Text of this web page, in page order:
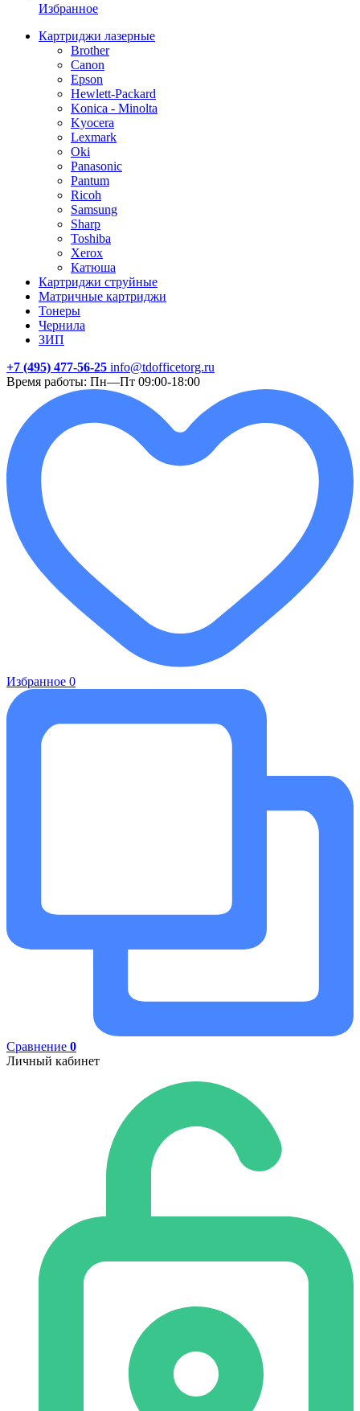
Избранное
Картриджи лазерные
Brother
Canon
Epson
Hewlett-Packard
Konica - Minolta
Kyocera
Lexmark
Oki
Panasonic
Pantum
Ricoh
Samsung
Sharp
Toshiba
Xerox
Катюша
Картриджи струйные
Матричные картриджи
Тонеры
Чернила
ЗИП
+7 (495) 477-56-25 info@tdofficetorg.ru
Время работы: Пн—Пт 09:00-18:00
Избранное 0
Сравнение 0
Личный кабинет